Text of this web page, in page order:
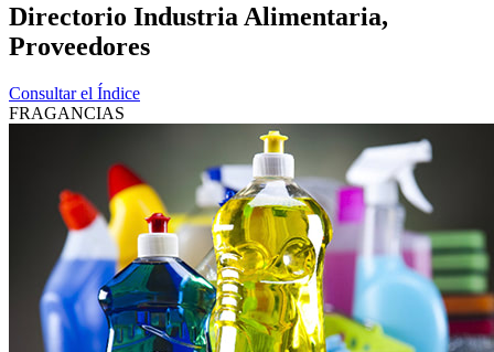
Directorio Industria Alimentaria,
Proveedores
Consultar el Índice
FRAGANCIAS